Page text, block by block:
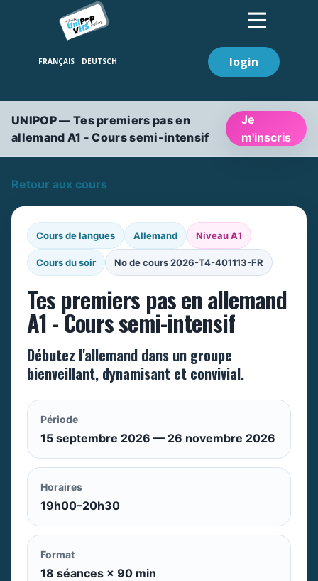
login
UNIPOP — Tes premiers pas en
allemand A1 - Cours semi-intensif
Je
m'inscris
Retour aux cours
Cours de langues Allemand Niveau A1
Cours du soir No de cours 2026-T4-401113-FR
Tes premiers pas en allemand
A1 - Cours semi-intensif
Débutez l'allemand dans un groupe
bienveillant, dynamisant et convivial.
Période
15 septembre 2026 — 26 novembre 2026
Horaires
19h00–20h30
Format
18 séances × 90 min